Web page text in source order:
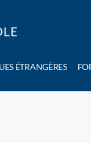
ÉTRANGÈRES